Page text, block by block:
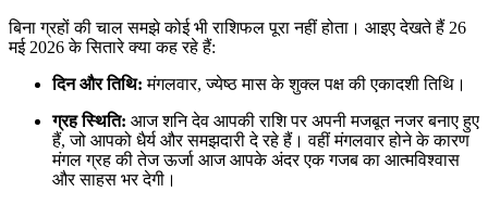
बिना ग्रहों की चाल समझे कोई भी राशिफल पूरा नहीं होता। आइए देखते हैं 26
मई 2026 के सितारे क्या कह रहे हैं:
दिन और तिथि: मंगलवार, ज्येष्ठ मास के शुक्ल पक्ष की एकादशी तिथि।
ग्रह स्थिति: आज शनि देव आपकी राशि पर अपनी मजबूत नजर बनाए हुए
हैं, जो आपको धैर्य और समझदारी दे रहे हैं। वहीं मंगलवार होने के कारण
मंगल ग्रह की तेज ऊर्जा आज आपके अंदर एक गजब का आत्मविश्वास
और साहस भर देगी।